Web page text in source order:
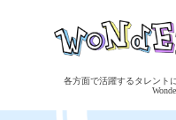
各方面で活躍するタレント